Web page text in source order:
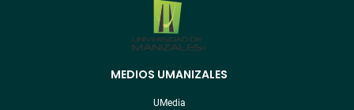
MEDIOS UMANIZALES
UMedia